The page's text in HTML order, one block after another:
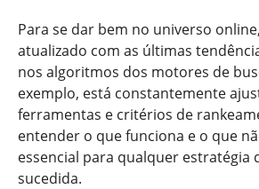
Para se dar bem no universo
atualizado com as últimas
nos algoritmos dos motores de
exemplo, está constantemente
ferramentas e critérios de
entender o que funciona e o que
essencial para qualquer estratégia
sucedida.